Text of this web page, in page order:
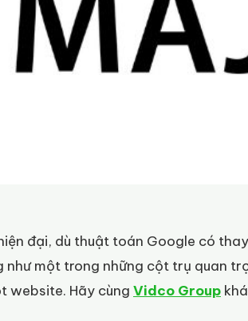
đại, dù thuật toán Google có
như một trong những cột trụ quan
website. Hãy cùng Vidco Group